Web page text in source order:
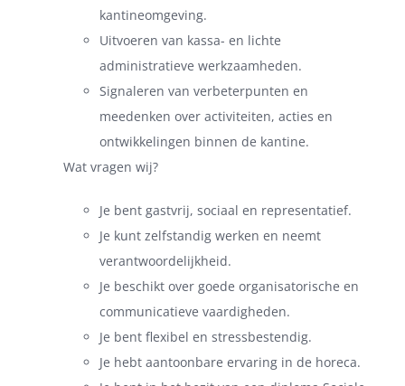
kantineomgeving.
Uitvoeren van kassa- en lichte
administratieve werkzaamheden.
Signaleren van verbeterpunten en
meedenken over activiteiten, acties en
ontwikkelingen binnen de kantine.
Wat vragen wij?
Je bent gastvrij, sociaal en representatief.
Je kunt zelfstandig werken en neemt
verantwoordelijkheid.
Je beschikt over goede organisatorische en
communicatieve vaardigheden.
Je bent flexibel en stressbestendig.
Je hebt aantoonbare ervaring in de horeca.